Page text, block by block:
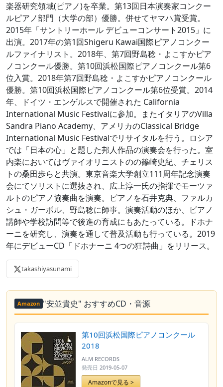
楽器研究領域(ピアノ)を卒業。第13回日本演奏家コンクー
ルピアノ部門（大学の部）優勝。併せてヤマハ賞受賞。
2015年「サントリーホール デビューコンサート2015」に
出演。2017年の第1回Shigeru Kawai国際ピアノコンクー
ルファイナリスト。2018年、第7回野島稔・よこすかピア
ノコンクール優勝。第10回浜松国際ピアノコンクール第6
位入賞。2018年第7回野島稔・よこすかピアノコンクール
優勝。第10回浜松国際ピアノコンクール第6位受賞。2014
年、ドイツ・エンゲルスで開催された California
International Music Festivalに参加。またイタリアのVilla
Sandra Piano Academy、アメリカのClassical Bridge
International Music Festivalでリサイタルを行う。ロシア
では「日本の心」と題した邦人作品の演奏会を行った。室
内楽においてはヴァイオリニストのの篠崎史紀、チェリス
トの桑田歩らと共演。東京音楽大学創立111周年記念演奏
会にてソリストに選抜され、広上淳一氏の指揮でモーツァ
ルトのピアノ協奏曲を演奏。ピアノを石井克典、ファルカ
シュ・ガーボル、野島稔に師事。演奏活動のほか、ピアノ
講師や学校訪問等で後進の育成にもあたっている。ドホナ
ーニを研究し、演奏を通して普及活動も行っている。2019
年にデビューCD「ドホナーニ 4つの狂詩曲」をリリース。
takashiyasunami
Amazon "安並貴史" おすすめCD・音源
第10回浜松国際ピアノコンクール
2018
ALM RECORDS
発売日 2019-05-07
Amazonで見る >